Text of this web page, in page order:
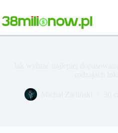
treści